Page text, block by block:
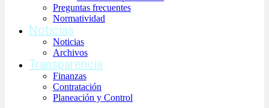
Preguntas frecuentes
Normatividad
Noticias
Noticias
Archivos
Transparencia
Finanzas
Contratación
Planeación y Control